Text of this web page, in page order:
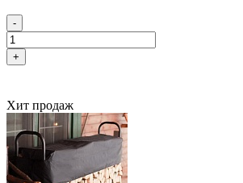
-
+
Хит продаж